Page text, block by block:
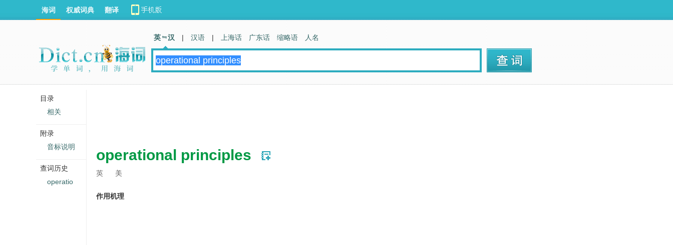
operational principles
英 美
作用机理
海词 权威词典 翻译
英 汉 | 汉语 | 上海话 广东话 缩略语 人名
目录
相关
附录
音标说明
查词历史
operatio